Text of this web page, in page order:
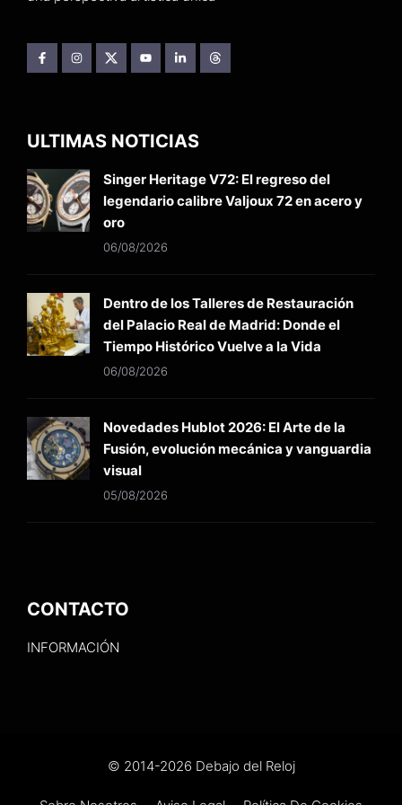
ULTIMAS NOTICIAS
Singer Heritage V72: El regreso del
legendario calibre Valjoux 72 en acero y
oro
06/08/2026
Dentro de los Talleres de Restauración
del Palacio Real de Madrid: Donde el
Tiempo Histórico Vuelve a la Vida
06/08/2026
Novedades Hublot 2026: El Arte de la
Fusión, evolución mecánica y vanguardia
visual
05/08/2026
CONTACTO
INFORMACIÓN
© 2014-2026 Debajo del Reloj